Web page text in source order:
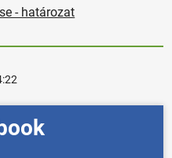
- határozat